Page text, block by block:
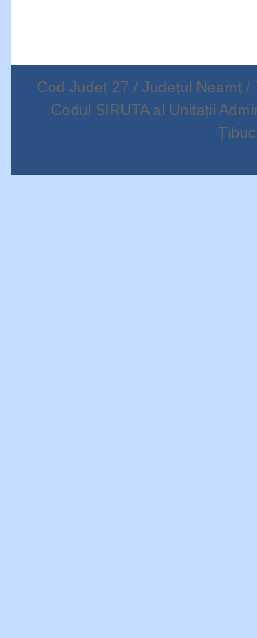
Cod Județ 27 / Județul Neamț
Codul SIRUTA al Unitații